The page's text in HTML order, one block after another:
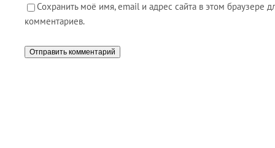
Сохранить моё имя, email и адрес сайта в этом браузере
комментариев.